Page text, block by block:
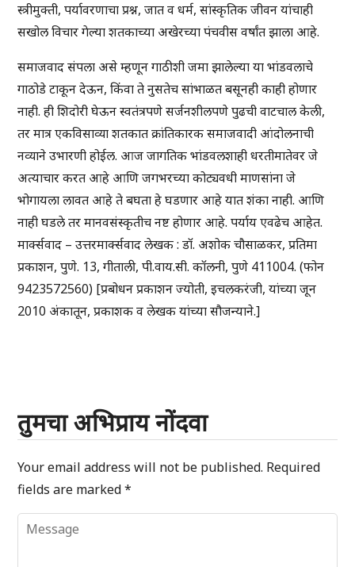
स्त्रीमुक्ती, पर्यावरणाचा प्रश्न, जात व धर्म, सांस्कृतिक जीवन यांचाही
सखोल विचार गेल्या शतकाच्या अखेरच्या पंचवीस वर्षांत झाला आहे.
समाजवाद संपला असे म्हणून गाठीशी जमा झालेल्या या भांडवलाचे
गाठोडे टाकून देऊन, किंवा ते नुसतेच सांभाळत बसूनही काही होणार
नाही. ही शिदोरी घेऊन स्वतंत्रपणे सर्जनशीलपणे पुढची वाटचाल केली,
तर मात्र एकविसाव्या शतकात क्रांतिकारक समाजवादी आंदोलनाची
नव्याने उभारणी होईल. आज जागतिक भांडवलशाही धरतीमातेवर जे
अत्याचार करत आहे आणि जगभरच्या कोट्यवधी माणसांना जे
भोगायला लावत आहे ते बघता हे घडणार आहे यात शंका नाही. आणि
नाही घडले तर मानवसंस्कृतीच नष्ट होणार आहे. पर्याय एवढेच आहेत.
मार्क्सवाद – उत्तरमार्क्सवाद लेखक : डॉ. अशोक चौसाळकर, प्रतिमा
प्रकाशन, पुणे. 13, गीताली, पी.वाय.सी. कॉलनी, पुणे 411004. (फोन
9423572560) [प्रबोधन प्रकाशन ज्योती, इचलकरंजी, यांच्या जून
2010 अंकातून, प्रकाशक व लेखक यांच्या सौजन्याने.]
तुमचा अभिप्राय नोंदवा
Your email address will not be published. Required
fields are marked*